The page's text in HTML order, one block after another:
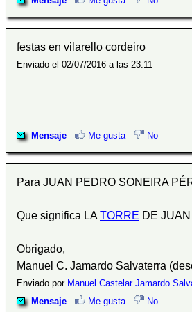
festas en vilarello cordeiro
Enviado el 02/07/2016 a las 23:11
Mensaje Me gusta No
Para JUAN PEDRO SONEIRA
Que significa LATORRE DE
Obrigado,
Manuel C. Jamardo Salvaterra
Enviado por Manuel Castelar Jamardo
Mensaje
Me gusta No